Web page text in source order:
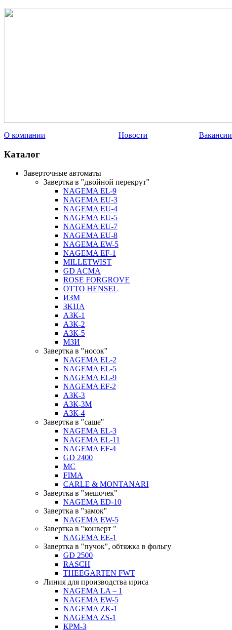
О компании Новости Вакансии
Каталог
Заверточные автоматы
Завертка в "двойной перекрут"
NAGEMA EL-9
NAGEMA EU-3
NAGEMA EU-4
NAGEMA EU-5
NAGEMA EU-7
NAGEMA EU-8
NAGEMA EW-5
NAGEMA EF-1
MILLETWIST
GD ACMA
ROSE FORGROVE
OTTO HENSEL
ИЗМ
ЗKЦA
АЗК-1
АЗК-2
АЗК-5
МЗИ
Завертка в "носок"
NAGEMA EL-2
NAGEMA EL-5
NAGEMA EL-9
NAGEMA EF-2
АЗК-3
АЗК-3М
АЗК-4
Завертка в "саше"
NAGEMA EL-3
NAGEMA EL-11
NAGEMA EF-4
GD 2400
MC
FIMA
CARLE & MONTANARI
Завертка в "мешочек"
NAGEMA ED-10
Завертка в "замок"
NAGEMA EW-5
Завертка в "конверт "
NAGEMA EE-1
Завертка в "пучок", обтяжка в фольгу
GD 2500
RASCH
THEEGARTEN FWT
Линия для производства ириса
NAGEMA LA – 1
NAGEMA EW-5
NAGEMA ZK-1
NAGEMA ZS-1
КРМ-3